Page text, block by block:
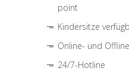
point
Kindersitze
Online- und
24/7-Hotline